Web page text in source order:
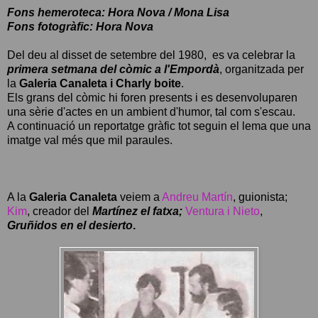
Fons hemeroteca: Hora Nova / Mona Lisa
Fons fotogràfic: Hora Nova
Del deu al disset de setembre del 1980, es va celebrar la
primera setmana del còmic a l'Empordà, organitzada per
la Galeria Canaleta i Charly boite.
Els grans del còmic hi foren presents i es desenvoluparen
una sèrie d'actes en un ambient d'humor, tal com s'escau.
A continuació un reportatge gràfic tot seguin el lema que una
imatge val més que mil paraules.
A la Galeria Canaleta veiem a Andreu Martín, guionista;
Kim, creador del Martínez el fatxa; Ventura i Nieto,
Gruñidos en el desierto.